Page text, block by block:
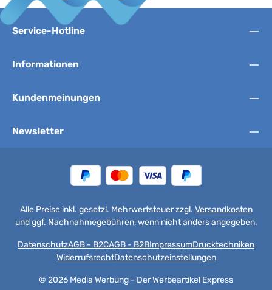
Service-Hotline
Informationen
Kundenmeinungen
Newsletter
Alle Preise inkl. gesetzl. Mehrwertsteuer zzgl. Versandkosten
und ggf. Nachnahmegebühren, wenn nicht anders angegeben.
© 2026 Media Werbung - Der Werbeartikel Express
DatenschutzAGB - B2CAGB - B2BImpressumDrucktechniken
WiderrufsrechtDatenschutzeinstellungen